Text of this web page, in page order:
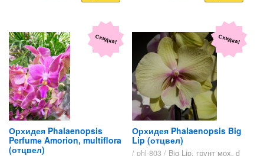
Скидка!
Орхидея Phalaenopsis
Perfumе Amorion, multiflora
(отцвел)
Скидка!
Орхидея Phalaenopsis Big
Lip (отцвел)
/ phl-803 / Big Lip. грунт мох, d